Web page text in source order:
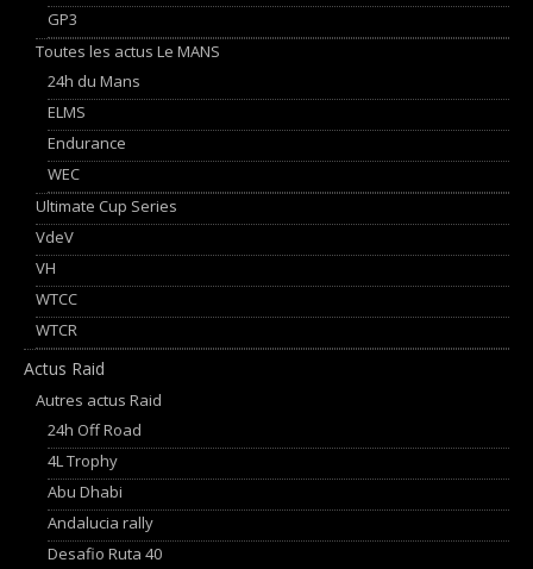
GP3
Toutes les actus Le MANS
24h du Mans
ELMS
Endurance
WEC
Ultimate Cup Series
VdeV
VH
WTCC
WTCR
Actus Raid
Autres actus Raid
24h Off Road
4L Trophy
Abu Dhabi
Andalucia rally
Desafio Ruta 40